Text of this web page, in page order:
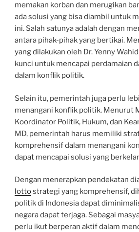
memakan korban dan merugikan
ada solusi yang bisa diambil untuk
ini. Salah satunya adalah dengan
antara pihak-pihak yang bertikai.
yang dilakukan oleh Dr. Yenny
kunci untuk mencapai perdamaian
dalam konflik politik.
Selain itu, pemerintah juga perlu
menangani konflik politik. Menurut
Koordinator Politik, Hukum, dan
MD, pemerintah harus memiliki
komprehensif dalam menangani
dapat mencapai solusi yang
Dengan menerapkan pendekatan
lottostrategi yang komprehensif,
politik di Indonesia dapat
negara dapat terjaga. Sebagai
perlu ikut berperan aktif dalam